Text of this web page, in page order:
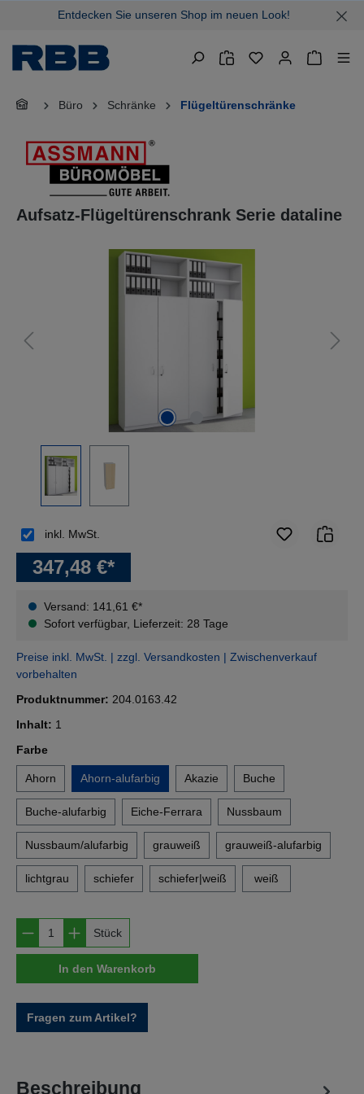
springenEntdecken Sie unseren Shop im neuen Look!
Büro Schränke Flügeltürenschränke
Aufsatz-Flügeltürenschrank Serie dataline
Bildergalerie überspringen
347,48 €*
Versand: 141,61 €*
Sofort verfügbar, Lieferzeit: 28 Tage
inkl. MwSt.
Preise inkl. MwSt. | zzgl. Versandkosten | Zwischenverkauf
vorbehalten
Produktnummer: 204.0163.42
Inhalt: 1
Farbeauswählen
Ahorn Ahorn-alufarbig Akazie Buche
Buche-alufarbig Eiche-Ferrara Nussbaum
Nussbaum/alufarbig grauweiß grauweiß-alufarbig
lichtgrau schiefer schiefer|weiß weiß
Produkt Anzahl: Gib den gewünschten
Stück
In den Warenkorb
Fragen zum Artikel?
Beschreibung